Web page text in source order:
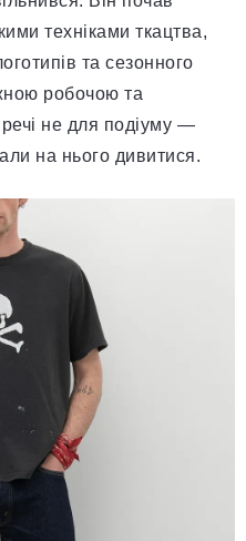
техніками ткацтва,
та сезонного
робочою та
не для подіуму —
на нього дивитися.